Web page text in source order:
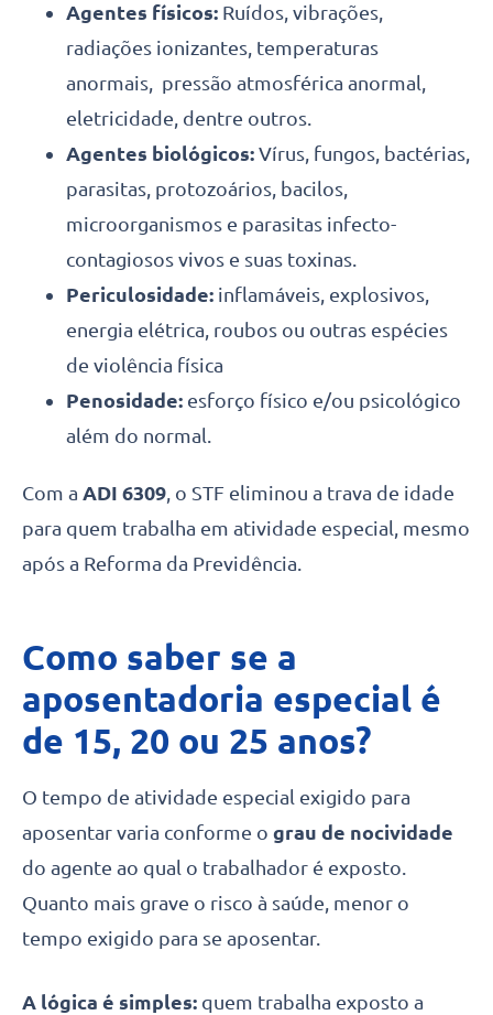
Agentes físicos: Ruídos, vibrações,
radiações ionizantes, temperaturas
anormais, pressão atmosférica anormal,
eletricidade, dentre outros.
Agentes biológicos: Vírus, fungos, bactérias,
parasitas, protozoários, bacilos,
microorganismos e parasitas infecto-
contagiosos vivos e suas toxinas.
Periculosidade: inflamáveis, explosivos,
energia elétrica, roubos ou outras espécies
de violência física
Penosidade: esforço físico e/ou psicológico
além do normal.
Com a ADI 6309, o STF eliminou a trava de idade
para quem trabalha em atividade especial, mesmo
após a Reforma da Previdência.
Como saber se a
aposentadoria especial é
de 15, 20 ou 25 anos?
O tempo de atividade especial exigido para
aposentar varia conforme o grau de nocividade
do agente ao qual o trabalhador é exposto.
Quanto mais grave o risco à saúde, menor o
tempo exigido para se aposentar.
A lógica é simples: quem trabalha exposto a